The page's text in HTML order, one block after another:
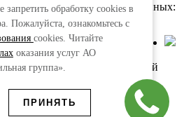
обработку сookies в
Пожалуйста, ознакомьтесь с
cookies. Читайте
оказания услуг АО
группа».
ПРИНЯТЬ
моих персональных данных:
г. Москва, просп.
корп. 3
и может быть отозвано в любой
заявления.
условия использования